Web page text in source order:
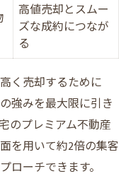
ム不動産売却が高
取の違いを比較
却成功の決め手
大化する方法
高評価の理由を解
高値売却とスムー
ズな成約につなが
る
く売却するために
強みを最大限に引き
のプレミアム不動産
を用いて約2倍の集客
ローチできます。